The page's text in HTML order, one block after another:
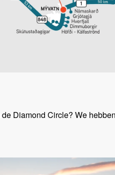
Diamond Circle? We